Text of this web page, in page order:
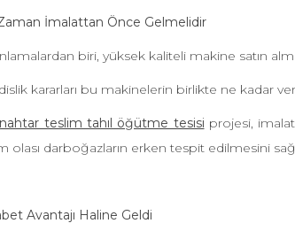
İmalattan Önce Gelmelidir
biri, yüksek kaliteli makine satın
kararları bu makinelerin birlikte ne kadar
teslim tahıl öğütme tesisi projesi,
olası darboğazların erken tespit edilmesini
Avantajı Haline Geldi